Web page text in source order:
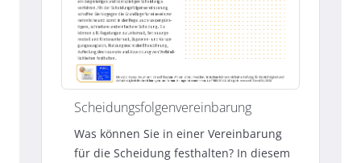
Scheidungsfolgenvereinbarung
Was können Sie in einer Vereinbarung
für die Scheidung festhalten? In diesem